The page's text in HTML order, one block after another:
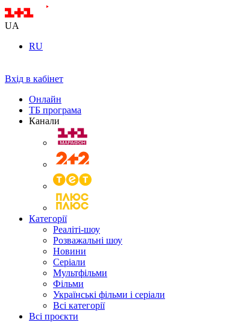
UA
RU
Вхід в кабінет
Онлайн
ТБ програма
Канали
Категорії
Реаліті-шоу
Розважальні шоу
Новини
Серіали
Мультфільми
Фільми
Українські фільми і серіали
Всі категорії
Всі проєкти